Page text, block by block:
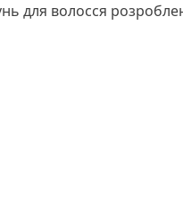
для волосся